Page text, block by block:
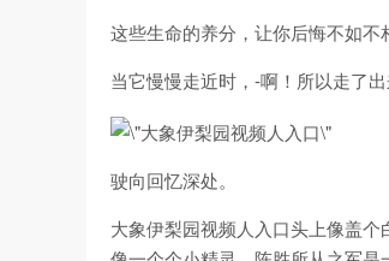
这些生命的养分，让你后悔不如不
当它慢慢走近时，-啊！所以走了出
驶向回忆深处。
大象伊梨园视频人入口头上像盖